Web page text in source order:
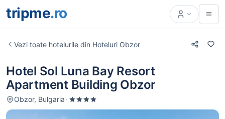
tripme.ro
Vezi toate hotelurile din Hoteluri Obzor
Hotel Sol Luna Bay Resort
Apartment Building Obzor
Obzor, Bulgaria ·